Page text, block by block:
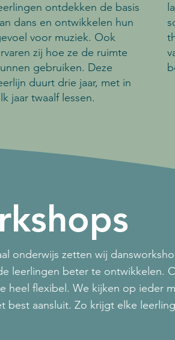
ontdekken de basis
dans en ontwikkelen hun
voor muziek. Ook
zij hoe ze de ruimte
gebruiken. Deze
duurt drie jaar, met in
jaar twaalf lessen.
onderwijs zetten wij
leerlingen beter te ontwikkelen.
heel flexibel. We kijken op ieder
best aansluit. Zo krijgt elke